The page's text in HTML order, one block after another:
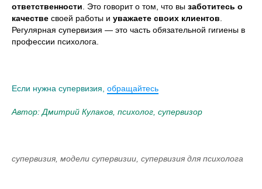
ответственности . Это говорит о том, что вы заботитесь о
качестве своей работы и уважаете своих клиентов
Регулярная супервизия — это часть обязательной гигиены в
профессии психолога.
Если нужна супервизия, обращайтесь
Автор: Дмитрий Кулаков, психолог, супервизор
супервизия, модели супервизии, супервизия для психолога